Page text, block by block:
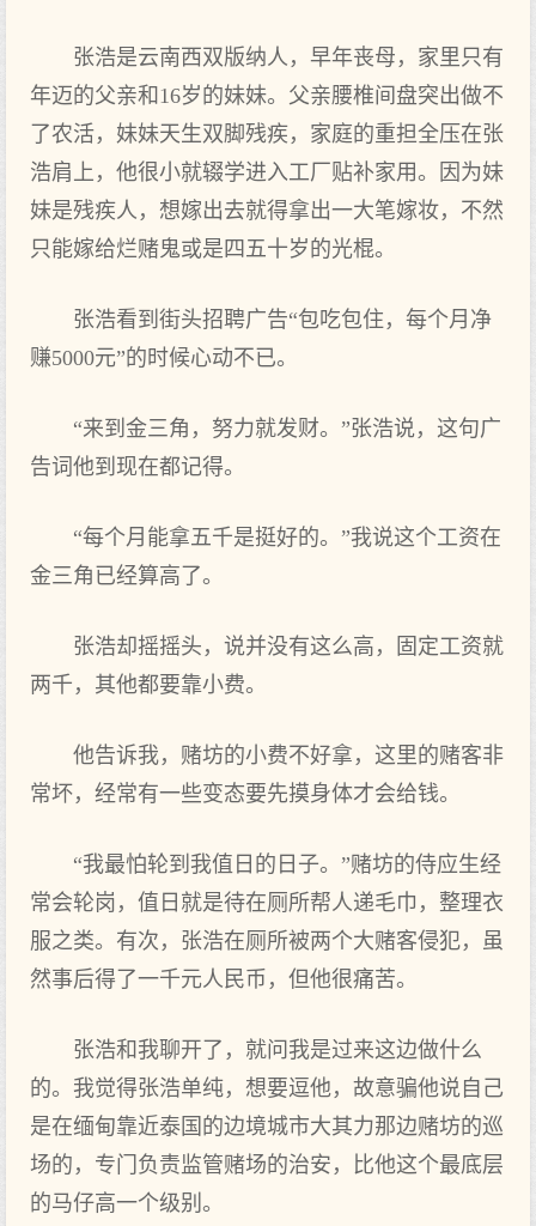
张浩是云南西双版纳人，早年丧母，家里只有
年迈的父亲和16岁的妹妹。父亲腰椎间盘突出做不
了农活，妹妹天生双脚残疾，家庭的重担全压在张
浩肩上，他很小就辍学进入工厂贴补家用。因为妹
妹是残疾人，想嫁出去就得拿出一大笔嫁妆，不然
只能嫁给烂赌鬼或是四五十岁的光棍。
张浩看到街头招聘广告“包吃包住，每个月净
赚5000元”的时候心动不已。
“来到金三角，努力就发财。”张浩说，这句广
告词他到现在都记得。
“每个月能拿五千是挺好的。”我说这个工资在
金三角已经算高了。
张浩却摇摇头，说并没有这么高，固定工资就
两千，其他都要靠小费。
他告诉我，赌坊的小费不好拿，这里的赌客非
常坏，经常有一些变态要先摸身体才会给钱。
“我最怕轮到我值日的日子。”赌坊的侍应生经
常会轮岗，值日就是待在厕所帮人递毛巾，整理衣
服之类。有次，张浩在厕所被两个大赌客侵犯，虽
然事后得了一千元人民币，但他很痛苦。
张浩和我聊开了，就问我是过来这边做什么
的。我觉得张浩单纯，想要逗他，故意骗他说自己
是在缅甸靠近泰国的边境城市大其力那边赌坊的巡
场的，专门负责监管赌场的治安，比他这个最底层
的马仔高一个级别。